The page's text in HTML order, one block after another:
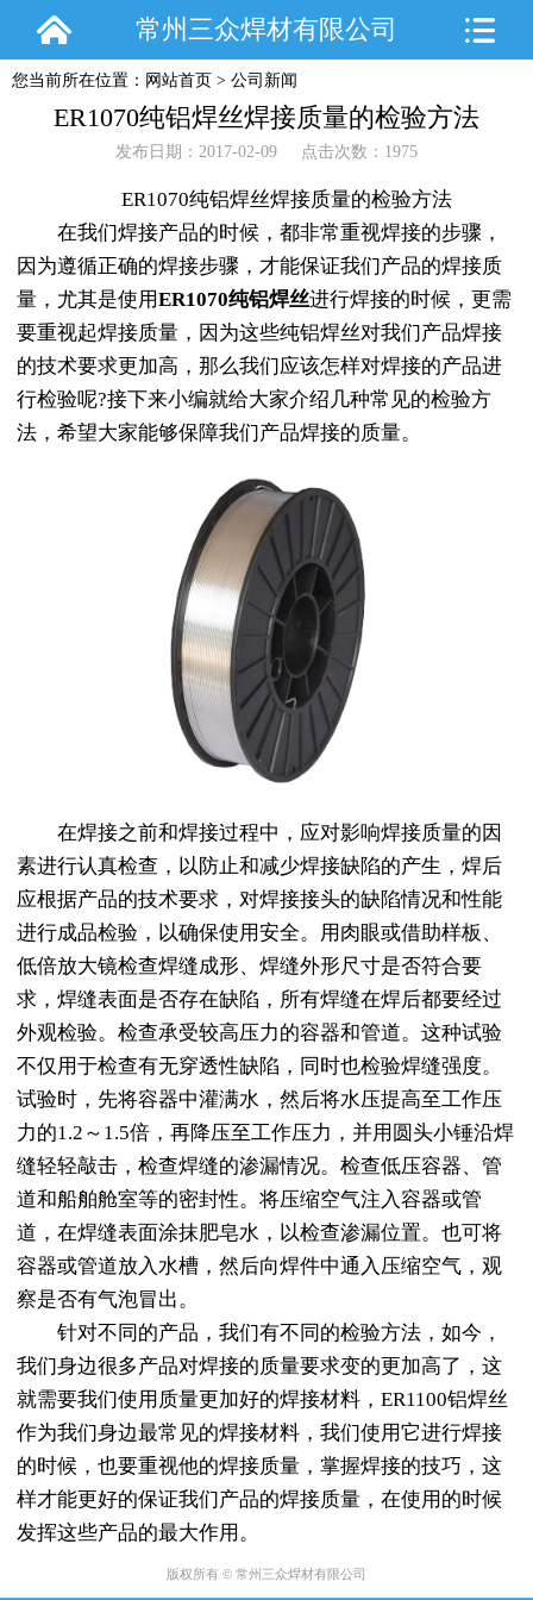
常州三众焊材有限公司
您当前所在位置： 网站首页 > 公司新闻
ER1070纯铝焊丝焊接质量的检验方法
发布日期：2017-02-09 点击次数：1975
ER1070纯铝焊丝焊接质量的检验方法
在我们焊接产品的时候，都非常重视焊接的步骤，
因为遵循正确的焊接步骤，才能保证我们产品的焊接质
量，尤其是使用ER1070纯铝焊丝进行焊接的时候，更需
要重视起焊接质量，因为这些纯铝焊丝对我们产品焊接
的技术要求更加高，那么我们应该怎样对焊接的产品进
行检验呢?接下来小编就给大家介绍几种常见的检验方
法，希望大家能够保障我们产品焊接的质量。
在焊接之前和焊接过程中，应对影响焊接质量的因
素进行认真检查，以防止和减少焊接缺陷的产生，焊后
应根据产品的技术要求，对焊接接头的缺陷情况和性能
进行成品检验，以确保使用安全。用肉眼或借助样板、
低倍放大镜检查焊缝成形、焊缝外形尺寸是否符合要
求，焊缝表面是否存在缺陷，所有焊缝在焊后都要经过
外观检验。检查承受较高压力的容器和管道。这种试验
不仅用于检查有无穿透性缺陷，同时也检验焊缝强度。
试验时，先将容器中灌满水，然后将水压提高至工作压
力的1.2～1.5倍，再降压至工作压力，并用圆头小锤沿焊
缝轻轻敲击，检查焊缝的渗漏情况。检查低压容器、管
道和船舶舱室等的密封性。将压缩空气注入容器或管
道，在焊缝表面涂抹肥皂水，以检查渗漏位置。也可将
容器或管道放入水槽，然后向焊件中通入压缩空气，观
察是否有气泡冒出。
针对不同的产品，我们有不同的检验方法，如今，
我们身边很多产品对焊接的质量要求变的更加高了，这
就需要我们使用质量更加好的焊接材料， ER1100铝焊丝
作为我们身边最常见的焊接材料，我们使用它进行焊接
的时候，也要重视他的焊接质量，掌握焊接的技巧，这
样才能更好的保证我们产品的焊接质量，在使用的时候
发挥这些产品的最大作用。
版权所有 © 常州三众焊材有限公司